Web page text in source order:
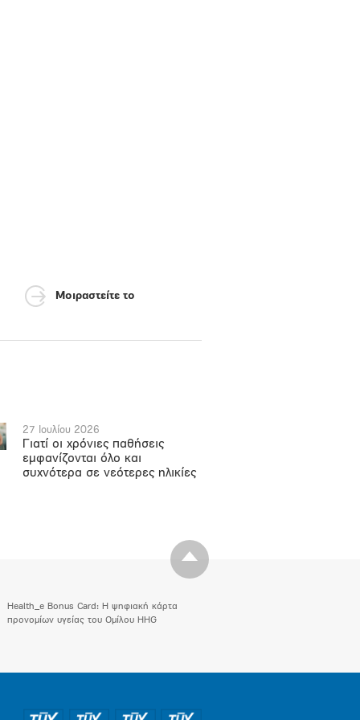
Μοιραστείτε το
27 Ιουλίου 2026
Γιατί οι χρόνιες παθήσεις
εμφανίζονται όλο και
συχνότερα σε νεότερες ηλικίες
Health_e Bonus Card: H ψηφιακή κάρτα
προνομίων υγείας του Ομίλου HHG